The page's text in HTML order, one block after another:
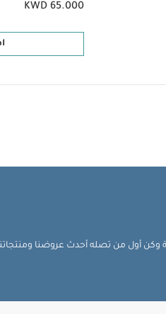
KWD 65.000
وكن أول من تصله أحدث عروضنا